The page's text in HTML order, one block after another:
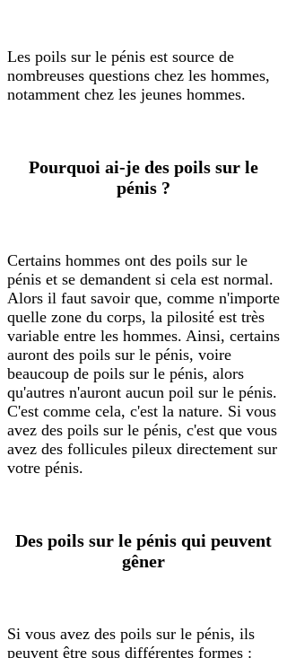
Les poils sur le pénis est source de
nombreuses questions chez les hommes,
notamment chez les jeunes hommes.
Pourquoi ai-je des poils sur le
pénis ?
Certains hommes ont des poils sur le
pénis et se demandent si cela est normal.
Alors il faut savoir que, comme n'importe
quelle zone du corps, la pilosité est très
variable entre les hommes. Ainsi, certains
auront des poils sur le pénis, voire
beaucoup de poils sur le pénis, alors
qu'autres n'auront aucun poil sur le pénis.
C'est comme cela, c'est la nature. Si vous
avez des poils sur le pénis, c'est que vous
avez des follicules pileux directement sur
votre pénis.
Des poils sur le pénis qui peuvent
gêner
Si vous avez des poils sur le pénis, ils
peuvent être sous différentes formes :